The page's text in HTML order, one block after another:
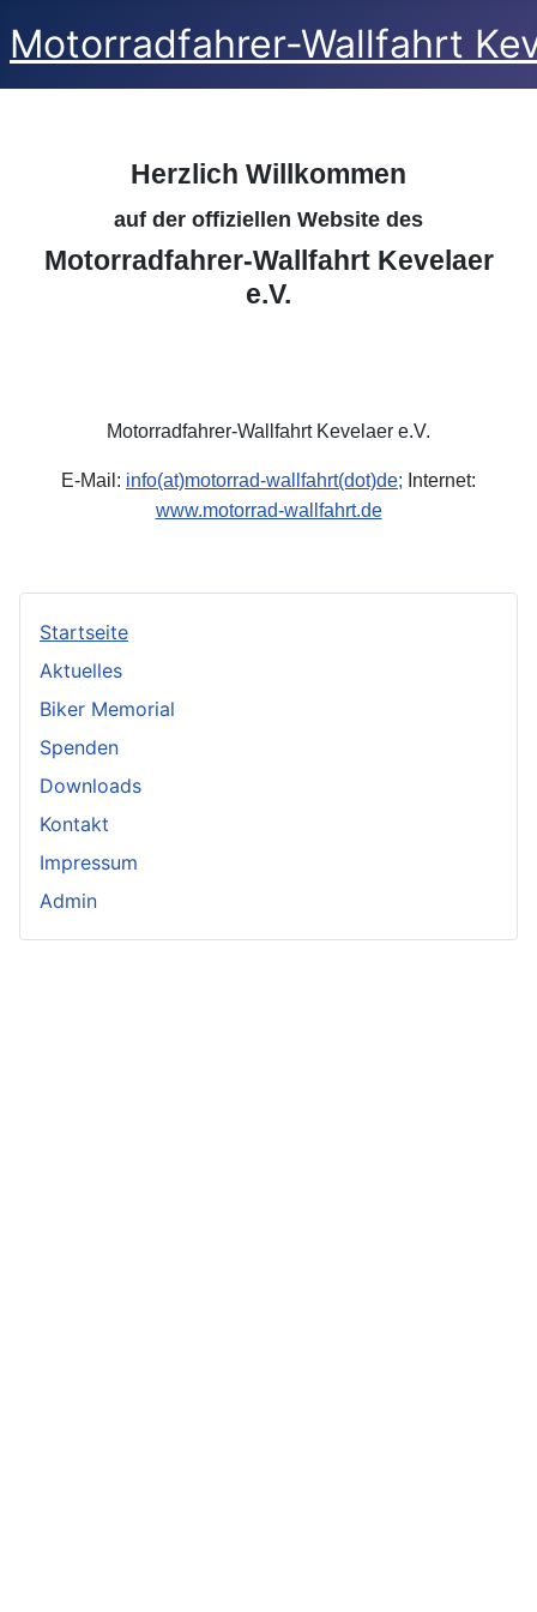
Motorradfahrer-Wallfahrt
Herzlich Willkommen
auf der offiziellen Website des
Motorradfahrer-Wallfahrt Kevelaer
e.V.
Motorradfahrer-Wallfahrt Kevelaer e.V.
E-Mail: info(at)motorrad-wallfahrt(dot)de; Internet:
www.motorrad-wallfahrt.de
Startseite
Aktuelles
Biker Memorial
Spenden
Downloads
Kontakt
Impressum
Admin